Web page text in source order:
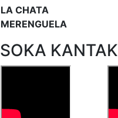
LA CHATA
MERENGUELA
SOKA KANTAK